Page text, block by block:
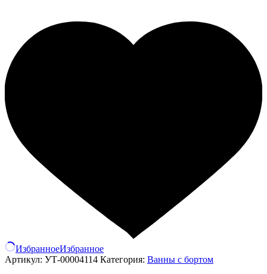
ИзбранноеИзбранное
Артикул: УТ-00004114 Категория: Ванны с бортом